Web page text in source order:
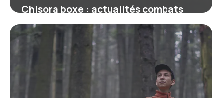
Chisora boxe : actualités combats
2026
18 juin 2026